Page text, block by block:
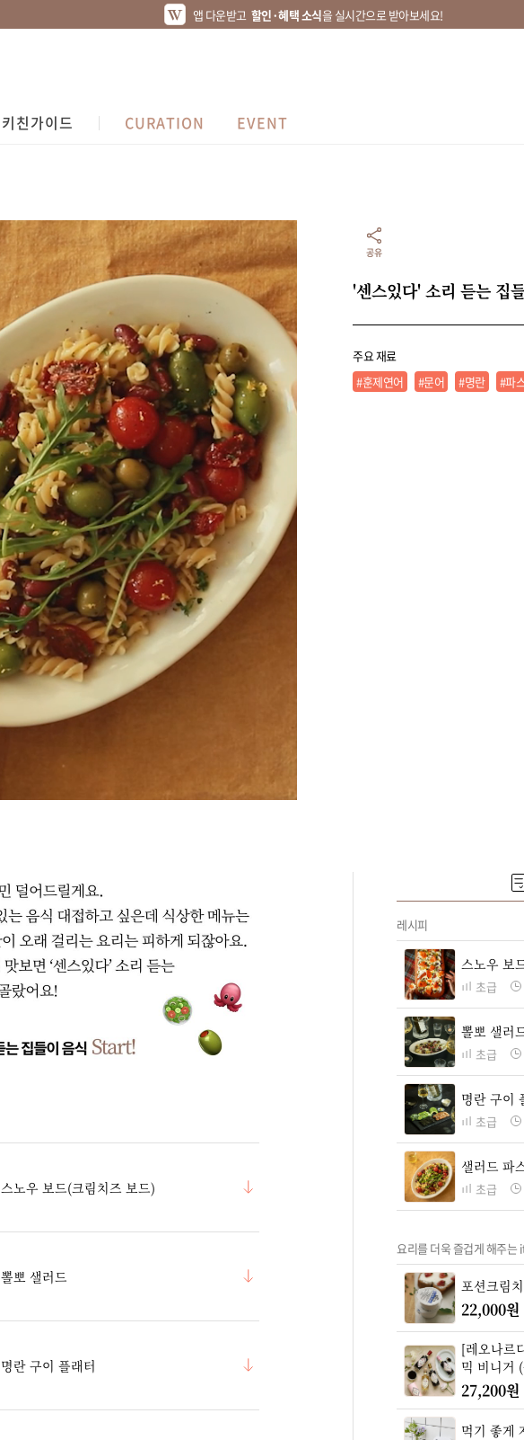
앱 다운받고 할인·혜택 소식을 실시간으로 받아보세요!
키친가이드 CURATION EVENT
공유
'센스있다' 소리 듣는 집
주요 재료
#훈제연어
#문어 #명란 #파
스노우 보드(크림치즈 보드)
뽈뽀 샐러드
명란 구이 플래터
레시피
스노우 보
초급
뽈뽀 샐러
초급
명란 구이
초급
샐러드 파
초급
요리를 더욱 즐겁게 해주는
포션크림
22,000원
[레오나르
믹 비니거
27,200원
먹기 좋게